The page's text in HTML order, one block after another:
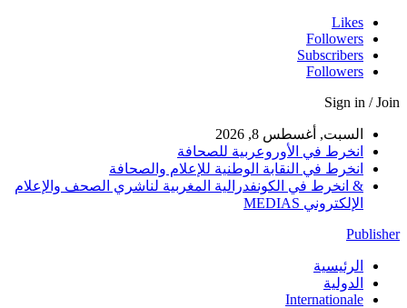
Likes
Followers
Subscribers
Followers
Sign in / Join
السبت, أغسطس 8, 2026
انخرط في الأوروعربية للصحافة
انخرط في النقابة الوطنية للإعلام والصحافة
& انخرط في الكونفدرالية المغربية لناشري الصحف والإعلام
الإلكتروني MEDIAS
Publisher
الرئيسية
الدولية
Internationale